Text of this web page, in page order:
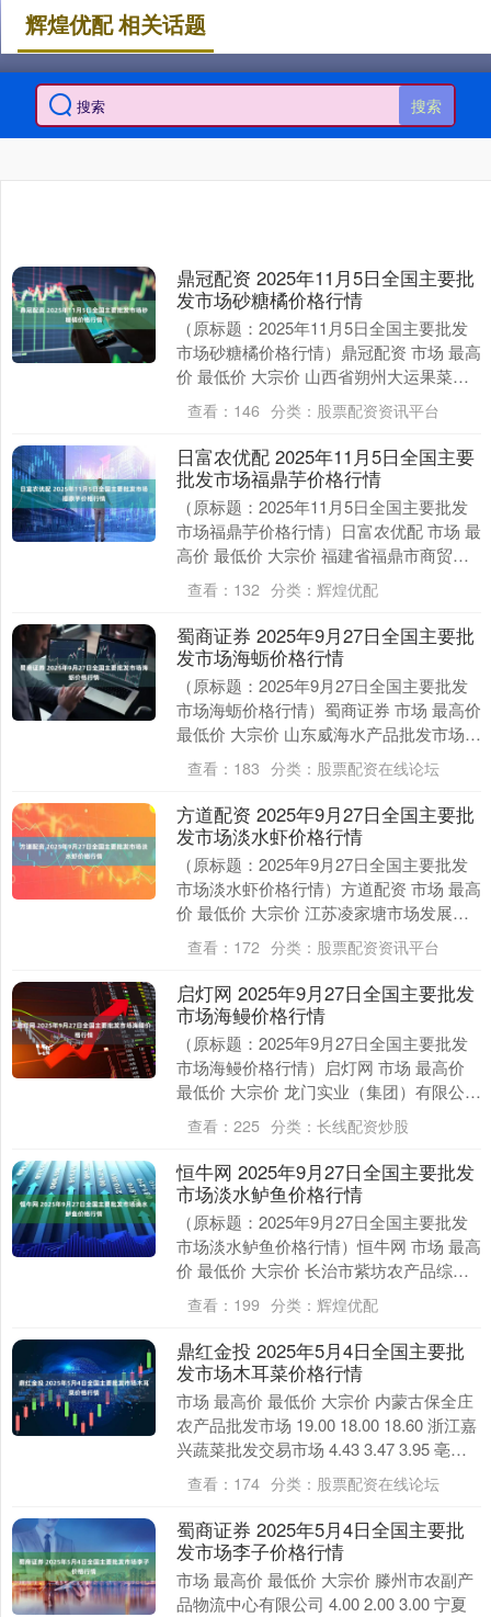
搜索
辉煌优配 相关话题
鼎冠配资 2025年11月5日全国主要批
发市场砂糖橘价格行情
（原标题：2025年11月5日全国主要批发
市场砂糖橘价格行情）鼎冠配资 市场 最高
价 最低价 大宗价 山西省朔州大运果菜批
发市场有限公司 12.00 7.00 ....
查看： 146 分类： 股票配资资讯平台
日富农优配 2025年11月5日全国主要
批发市场福鼎芋价格行情
（原标题：2025年11月5日全国主要批发
市场福鼎芋价格行情）日富农优配 市场 最
高价 最低价 大宗价 福建省福鼎市商贸业
服务中心 11.40 9.60 10.....
查看： 132 分类： 辉煌优配
蜀商证券 2025年9月27日全国主要批
发市场海蛎价格行情
（原标题：2025年9月27日全国主要批发
市场海蛎价格行情）蜀商证券 市场 最高价
最低价 大宗价 山东威海水产品批发市场
14.00 10.00 12.00 ....
查看： 183 分类： 股票配资在线论坛
方道配资 2025年9月27日全国主要批
发市场淡水虾价格行情
（原标题：2025年9月27日全国主要批发
市场淡水虾价格行情）方道配资 市场 最高
价 最低价 大宗价 江苏凌家塘市场发展有
限公司 360.00 100.00 2....
查看： 172 分类： 股票配资资讯平台
启灯网 2025年9月27日全国主要批发
市场海鳗价格行情
（原标题：2025年9月27日全国主要批发
市场海鳗价格行情）启灯网 市场 最高价
最低价 大宗价 龙门实业（集团）有限公司
西三街农副水产品市场 75.00 64....
查看： 225 分类： 长线配资炒股
恒牛网 2025年9月27日全国主要批发
市场淡水鲈鱼价格行情
（原标题：2025年9月27日全国主要批发
市场淡水鲈鱼价格行情）恒牛网 市场 最高
价 最低价 大宗价 长治市紫坊农产品综合
交易市场有限公司 46.00 44.0....
查看： 199 分类： 辉煌优配
鼎红金投 2025年5月4日全国主要批
发市场木耳菜价格行情
市场 最高价 最低价 大宗价 内蒙古保全庄
农产品批发市场 19.00 18.00 18.60 浙江嘉
兴蔬菜批发交易市场 4.43 3.47 3.95 亳州
农产品....
查看： 174 分类： 股票配资在线论坛
蜀商证券 2025年5月4日全国主要批
发市场李子价格行情
市场 最高价 最低价 大宗价 滕州市农副产
品物流中心有限公司 4.00 2.00 3.00 宁夏